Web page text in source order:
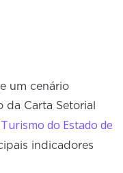
um cenário
Carta Setorial
do Estado de
indicadores